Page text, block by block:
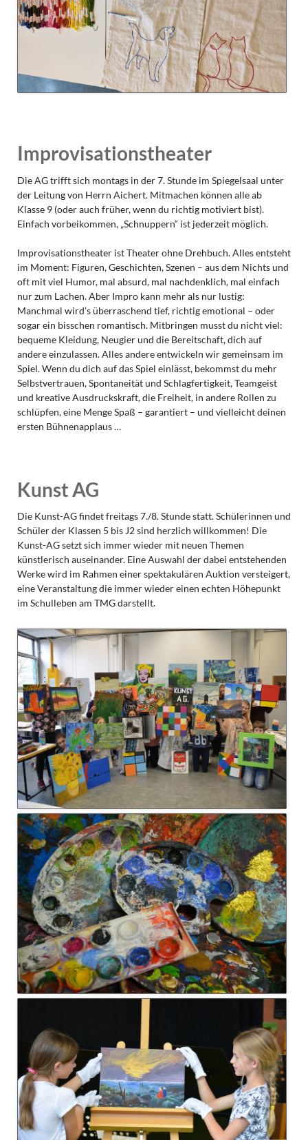
Improvisationstheater
Die AG trifft sich montags in der 7. Stunde im Spiegelsaal unter
der Leitung von Herrn Aichert. Mitmachen können alle ab
Klasse 9 (oder auch früher, wenn du richtig motiviert bist).
Einfach vorbeikommen, „Schnuppern“ ist jederzeit möglich.
Improvisationstheater ist Theater ohne Drehbuch. Alles entsteht
im Moment: Figuren, Geschichten, Szenen – aus dem Nichts und
oft mit viel Humor, mal absurd, mal nachdenklich, mal einfach
nur zum Lachen. Aber Impro kann mehr als nur lustig:
Manchmal wird’s überraschend tief, richtig emotional – oder
sogar ein bisschen romantisch. Mitbringen musst du nicht viel:
bequeme Kleidung, Neugier und die Bereitschaft, dich auf
andere einzulassen. Alles andere entwickeln wir gemeinsam im
Spiel. Wenn du dich auf das Spiel einlässt, bekommst du mehr
Selbstvertrauen, Spontaneität und Schlagfertigkeit, Teamgeist
und kreative Ausdruckskraft, die Freiheit, in andere Rollen zu
schlüpfen, eine Menge Spaß – garantiert – und vielleicht deinen
ersten Bühnenapplaus …
Kunst AG
Die Kunst-AG findet freitags 7./8. Stunde statt. Schülerinnen und
Schüler der Klassen 5 bis J2 sind herzlich willkommen! Die
Kunst-AG setzt sich immer wieder mit neuen Themen
künstlerisch auseinander. Eine Auswahl der dabei entstehenden
Werke wird im Rahmen einer spektakulären Auktion versteigert,
eine Veranstaltung die immer wieder einen echten Höhepunkt
im Schulleben am TMG darstellt.